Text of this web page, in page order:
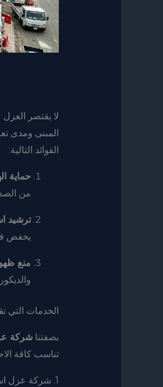
لا يقتصر
المبنى ومدى
الفوائد التالية:
حماية
من
ترشيد
يخفض
منع
الخدمات
بصفتنا شركة
تناسب كافة
1. شركة عزل اسطح مائي (Waterproofing)